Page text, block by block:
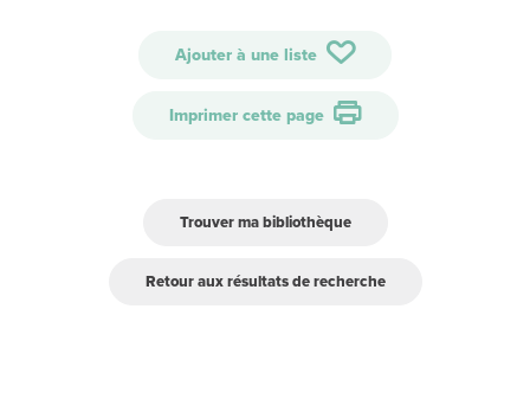
Ajouter à une liste
Imprimer cette page
Trouver ma bibliothèque
Retour aux résultats de recherche